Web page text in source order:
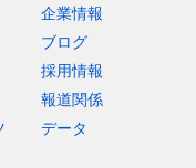
企業情報
ブログ
採用情報
報道関係
データ